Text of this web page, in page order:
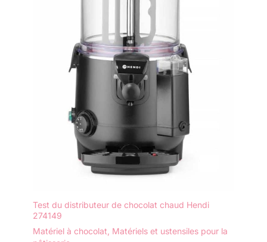
Test du distributeur de chocolat chaud Hendi
274149
Matériel à chocolat, Matériels et ustensiles pour la